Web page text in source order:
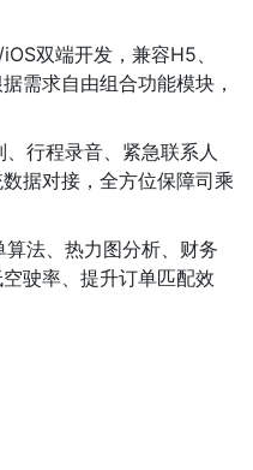
双端开发，兼容H5、
需求自由组合功能模块，
、行程录音、紧急联系人
据对接，全方位保障司乘
算法、热力图分析、财务
驶率、提升订单匹配效